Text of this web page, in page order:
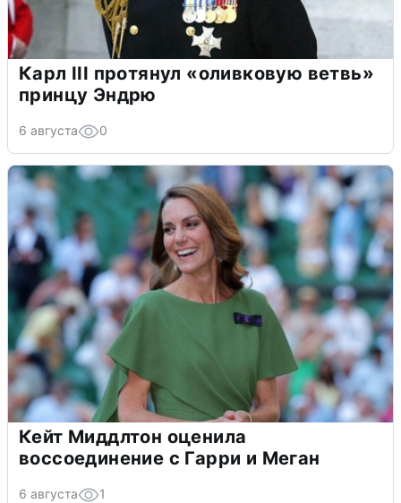
Карл III протянул «оливковую ветвь»
принцу Эндрю
6 августа 0
Кейт Миддлтон оценила
воссоединение с Гарри и Меган
6 августа 1